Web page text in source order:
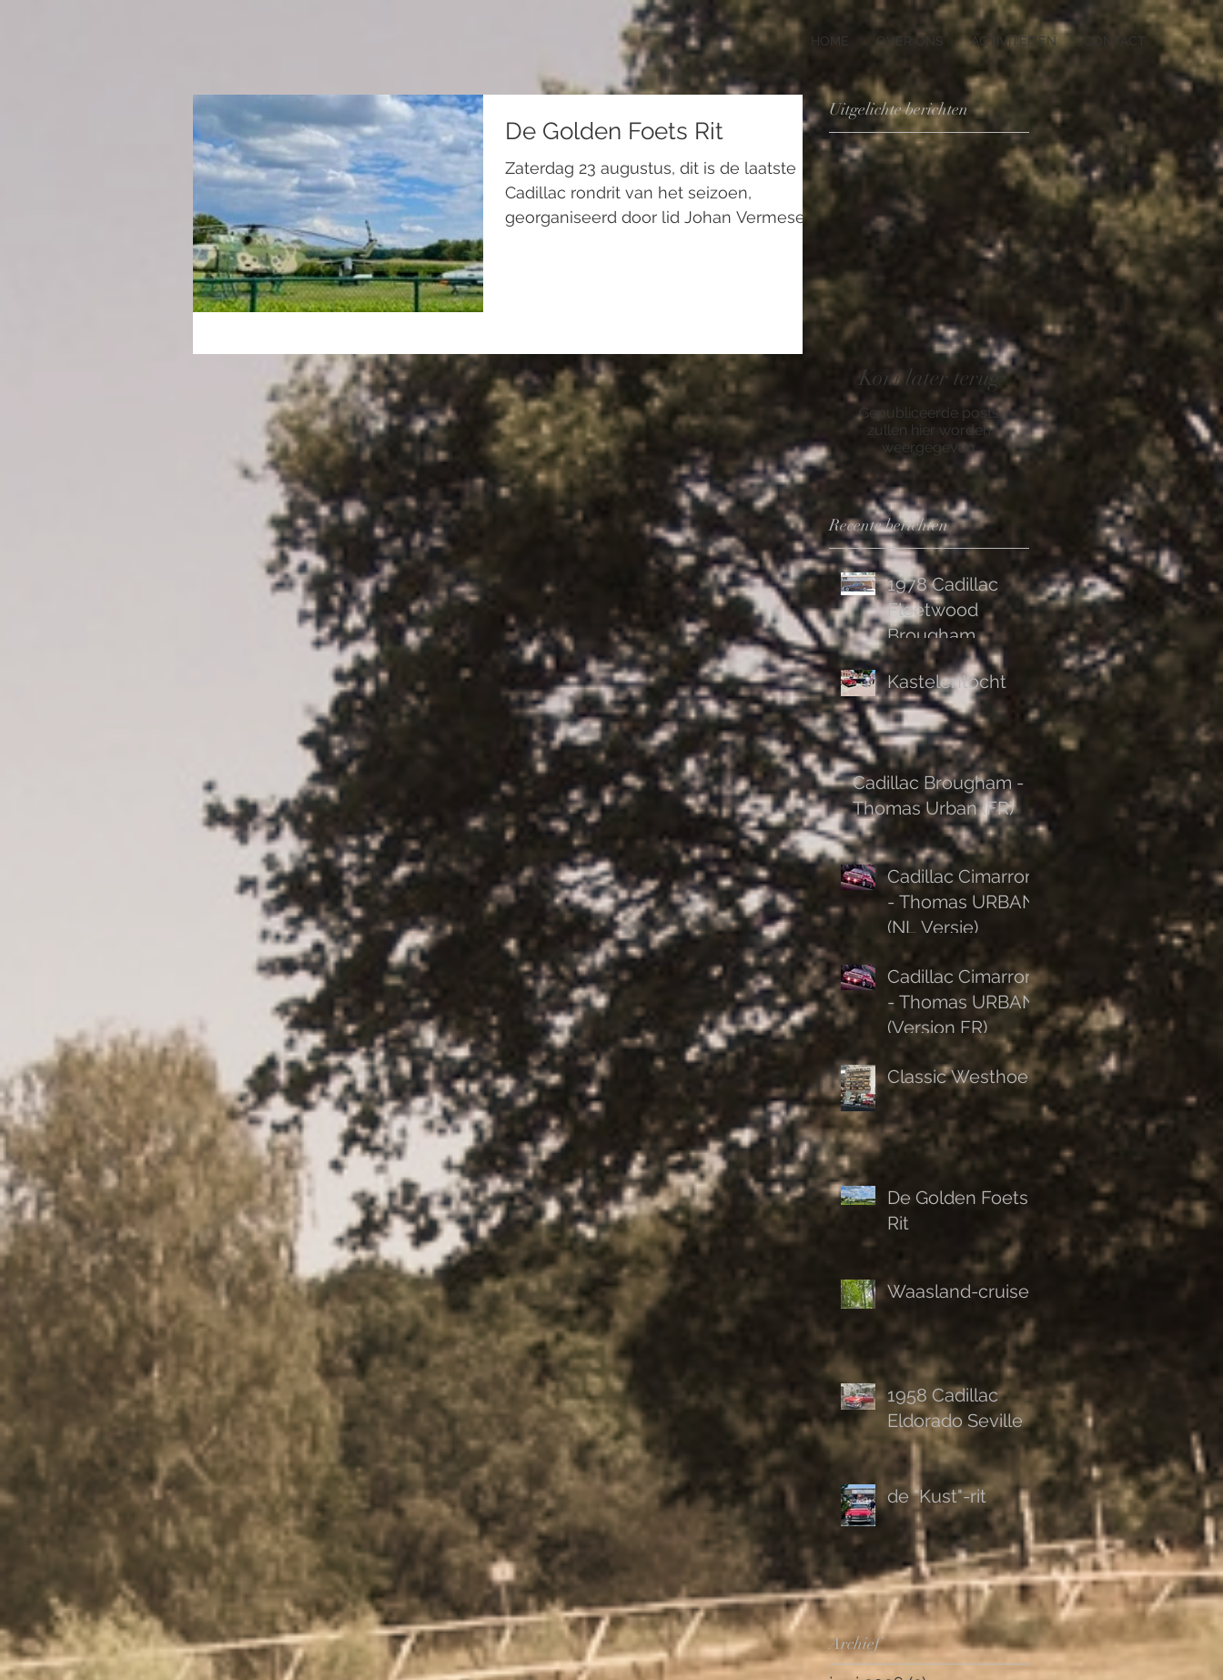
HOME OVER ONS ACTIVITEITEN CONTACT
De Golden Foets Rit
Zaterdag 23 augustus, dit is de laatste
Cadillac rondrit van het seizoen,
georganiseerd door lid Johan Vermesen.
Uitgelichte berichten
Kom later terug
Gepubliceerde posts
zullen hier worden
weergegeven.
Recente berichten
1978 Cadillac
Fleetwood
Brougham
Kastelentocht
Cadillac Brougham -
Thomas Urban (FR)
Cadillac Cimarron
- Thomas URBAN
(NL Versie)
Cadillac Cimarron
- Thomas URBAN
(Version FR)
Classic Westhoek
De Golden Foets
Rit
Waasland-cruise
1958 Cadillac
Eldorado Seville
de "Kust"-rit
Archief